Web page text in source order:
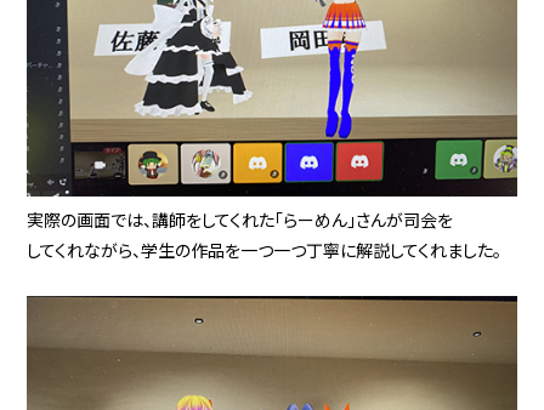
実際の画面では、講師をしてくれた「らーめん」さんが司会を
してくれながら、学生の作品を一つ一つ丁寧に解説してくれました。